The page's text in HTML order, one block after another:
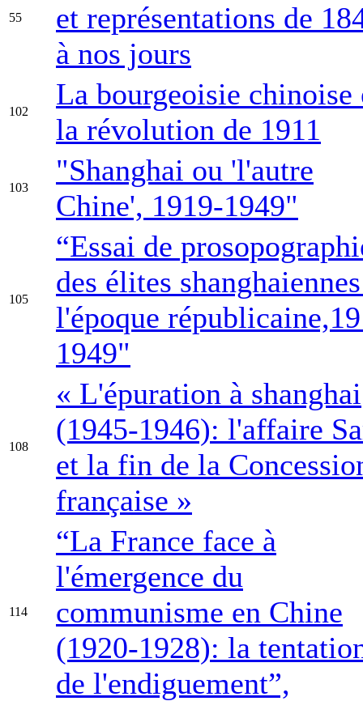
55
et représentations de
à nos jours
102
La bourgeoisie chinoise
la révolution de 1911
103
"Shanghai ou 'l'autre
Chine', 1919-1949"
105
“Essai de
des élites
l'époque
1949"
108
« L'épuration à shanghai
(1945-1946): l'affaire
et la fin de la
française »
114
“La France face à
l'émergence du
communisme en Chine
(1920-1928): la
de l'endiguement”,